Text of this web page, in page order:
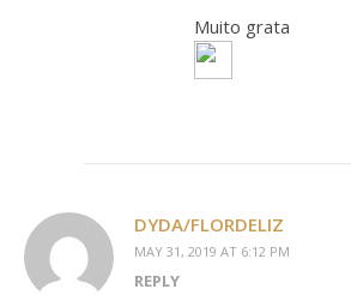
Muito grata
DYDA/FLORDELIZ
MAY 31, 2019 AT 6:12 PM
REPLY